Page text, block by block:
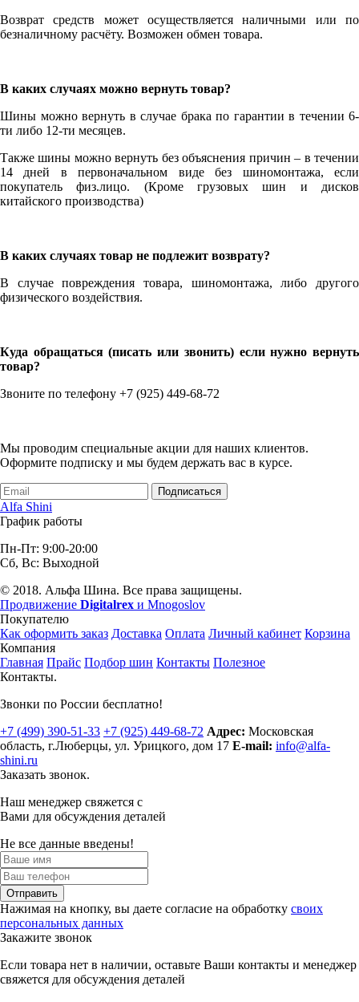
Возврат средств может осуществляется наличными или по
безналичному расчёту. Возможен обмен товара.
В каких случаях можно вернуть товар?
Шины можно вернуть в случае брака по гарантии в течении 6-
ти либо 12-ти месяцев.
Также шины можно вернуть без объяснения причин – в течении
14 дней в первоначальном виде без шиномонтажа, если
покупатель физ.лицо. (Кроме грузовых шин и дисков
китайского производства)
В каких случаях товар не подлежит возврату?
В случае повреждения товара, шиномонтажа, либо другого
физического воздействия.
Куда обращаться (писать или звонить) если нужно вернуть
товар?
Звоните по телефону +7 (925) 449-68-72
Мы проводим специальные акции для наших клиентов.
Оформите подписку и мы будем держать вас в курсе.
Подписаться
Alfa Shini
График работы
Пн-Пт: 9:00-20:00
Сб, Вс: Выходной
© 2018. Альфа Шина. Все права защищены.
Продвижение Digitalrex и Mnogoslov
Покупателю
Как оформить заказ Доставка Оплата Личный кабинет Корзина
Компания
Главная Прайс Подбор шин Контакты Полезное
Контакты.
Звонки по России бесплатно!
+7 (499) 390-51-33 +7 (925) 449-68-72 Адрес: Московская
область, г.Люберцы, ул. Урицкого, дом 17 E-mail: info@alfa-
shini.ru
Заказать звонок.
Наш менеджер свяжется с
Вами для обсуждения деталей
Не все данные введены!
Отправить
Нажимая на кнопку, вы даете согласие на обработку своих
персональных данных
Закажите звонок
Если товара нет в наличии, оставьте Ваши контакты и менеджер
свяжется для обсуждения деталей